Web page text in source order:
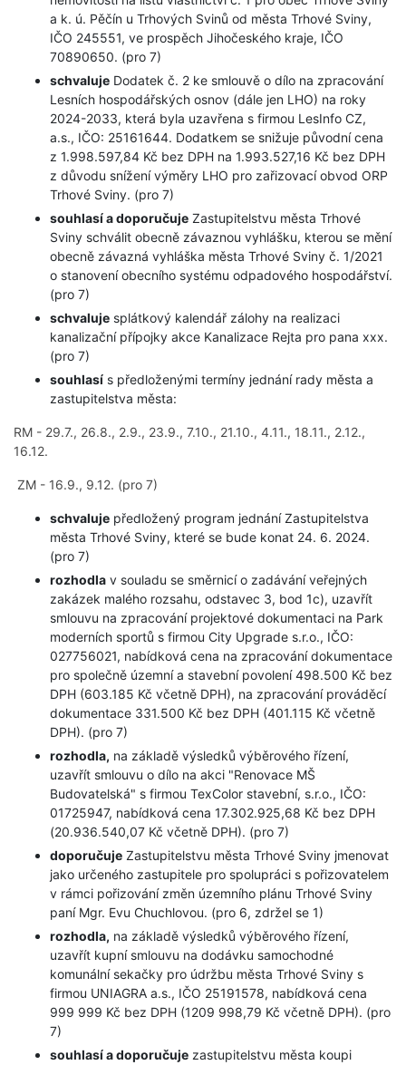
a k. ú. Pěčín u Trhových Svinů od města Trhové Sviny,
IČO 245551, ve prospěch Jihočeského kraje, IČO
70890650. (pro 7)
schvaluje Dodatek č. 2 ke smlouvě o dílo na zpracování
Lesních hospodářských osnov (dále jen LHO) na roky
2024-2033, která byla uzavřena s firmou LesInfo CZ,
a.s., IČO: 25161644. Dodatkem se snižuje původní cena
z 1.998.597,84 Kč bez DPH na 1.993.527,16 Kč bez DPH
z důvodu snížení výměry LHO pro zařizovací obvod ORP
Trhové Sviny. (pro 7)
souhlasí a doporučuje Zastupitelstvu města Trhové
Sviny schválit obecně závaznou vyhlášku, kterou se mění
obecně závazná vyhláška města Trhové Sviny č. 1/2021
o stanovení obecního systému odpadového hospodářství.
(pro 7)
schvaluje splátkový kalendář zálohy na realizaci
kanalizační přípojky akce Kanalizace Rejta pro pana xxx.
(pro 7)
souhlasí s předloženými termíny jednání rady města a
zastupitelstva města:
RM - 29.7., 26.8., 2.9., 23.9., 7.10., 21.10., 4.11., 18.11., 2.12.,
16.12.
ZM - 16.9., 9.12. (pro 7)
schvaluje předložený program jednání Zastupitelstva
města Trhové Sviny, které se bude konat 24. 6. 2024.
(pro 7)
rozhodla v souladu se směrnicí o zadávání veřejných
zakázek malého rozsahu, odstavec 3, bod 1c), uzavřít
smlouvu na zpracování projektové dokumentaci na Park
moderních sportů s firmou City Upgrade s.r.o., IČO:
027756021, nabídková cena na zpracování dokumentace
pro společně územní a stavební povolení 498.500 Kč bez
DPH (603.185 Kč včetně DPH), na zpracování prováděcí
dokumentace 331.500 Kč bez DPH (401.115 Kč včetně
DPH). (pro 7)
rozhodla, na základě výsledků výběrového řízení,
uzavřít smlouvu o dílo na akci "Renovace MŠ
Budovatelská" s firmou TexColor stavební, s.r.o., IČO:
01725947, nabídková cena 17.302.925,68 Kč bez DPH
(20.936.540,07 Kč včetně DPH). (pro 7)
doporučuje Zastupitelstvu města Trhové Sviny jmenovat
jako určeného zastupitele pro spolupráci s pořizovatelem
v rámci pořizování změn územního plánu Trhové Sviny
paní Mgr. Evu Chuchlovou. (pro 6, zdržel se 1)
rozhodla, na základě výsledků výběrového řízení,
uzavřít kupní smlouvu na dodávku samochodné
komunální sekačky pro údržbu města Trhové Sviny s
firmou UNIAGRA a.s., IČO 25191578, nabídková cena
999 999 Kč bez DPH (1209 998,79 Kč včetně DPH). (pro
7)
souhlasí a doporučuje zastupitelstvu města koupi